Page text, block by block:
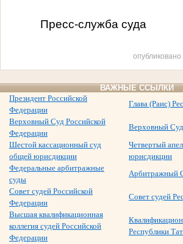
Пресс-служба суда
ВАЖНЫЕ ССЫЛКИ
Президент Российской
Федерации
Глава (Раис)
Верховный Суд Российской
Федерации
Верховный Суд
Шестой кассационный суд
общей юрисдикции
Четвертый
юрисдикции
Федеральные арбитражные
суды
Арбитражный
Совет судей Российской
Федерации
Совет судей
Высшая квалификационная
коллегия судей Российской
Федерации
Республики